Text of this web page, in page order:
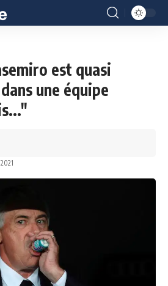
est quasi
une équipe